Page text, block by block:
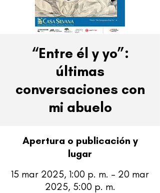
“Entre él y yo”:
últimas
conversaciones con
mi abuelo
Apertura o publicación y
lugar
15 mar 2025, 1:00 p. m. – 20 mar
2025, 5:00 p. m.